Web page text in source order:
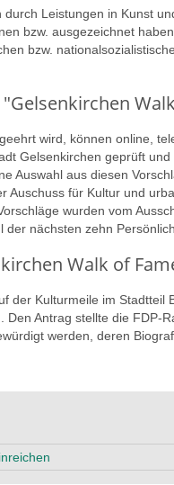
Leistungen in Kunst
bzw. ausgezeichnet
bzw.
wird, können online,
Gelsenkirchen geprüft
Auswahl aus diesen
für Kultur und
wurden vom
nächsten zehn
Walk of
der Kulturmeile im Stadtteil
Antrag stellte die FDP-
werden, deren